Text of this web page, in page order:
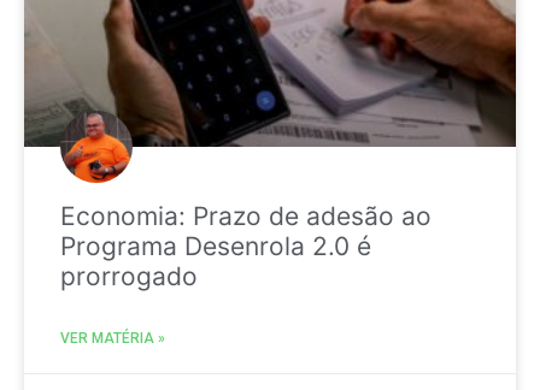
Economia: Prazo de adesão ao
Programa Desenrola 2.0 é
prorrogado
VER MATÉRIA »